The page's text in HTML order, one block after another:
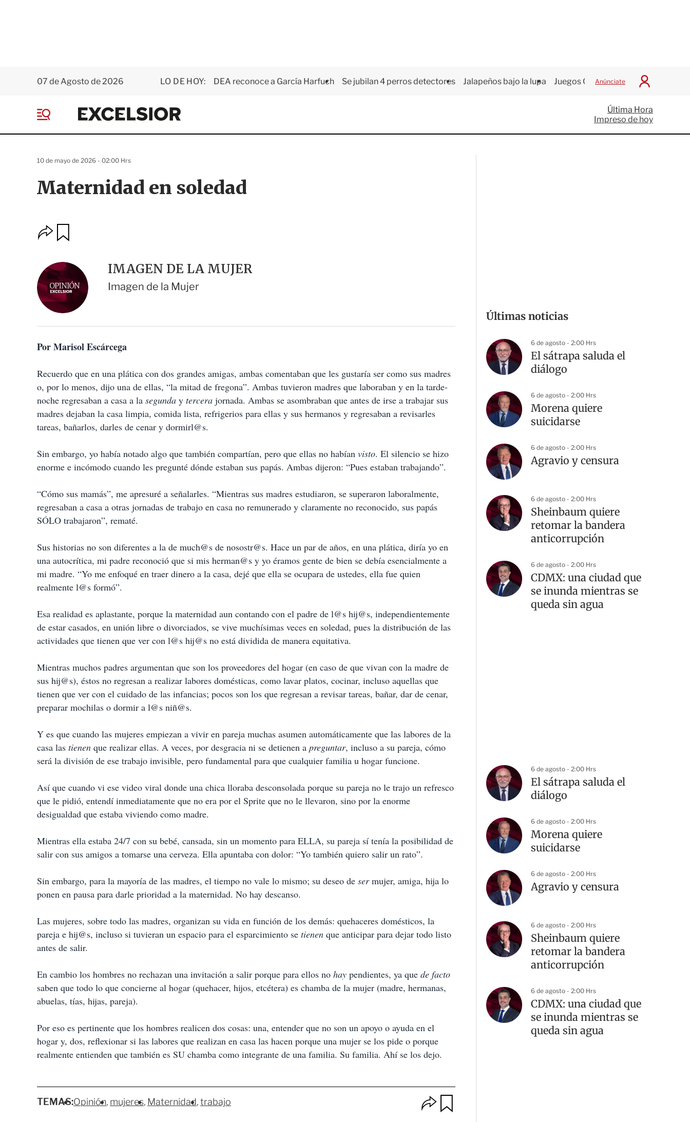
07 de Agosto de 2026 LO DE HOY: DEA reconoce a García Harfuch Se jubilan 4 perros detectores Jalapeños bajo la lupa Juegos Centroamericanos
Anúnciate
I
c
i
a
E
x
e
r
e
Última Hora
Impreso de hoy
Maternidad en soledad
10 de mayo de 2026 - 02:00 Hrs
O
p
o
n
e
s
e
c
m
r
t
r
d
r
IMAGEN DE LA MUJER
Imagen de la Mujer
Por Marisol Escárcega
Recuerdo que en una plática con dos grandes amigas, ambas comentaban que les gustaría ser como sus madres
o, por lo menos, dijo una de ellas, “la mitad de fregona”. Ambas tuvieron madres que laboraban y en la tarde-
noche regresaban a casa a la segunda y tercera jornada. Ambas se asombraban que antes de irse a trabajar sus
madres dejaban la casa limpia, comida lista, refrigerios para ellas y sus hermanos y regresaban a revisarles
tareas, bañarlos, darles de cenar y dormirl@s.
Sin embargo, yo había notado algo que también compartían, pero que ellas no habían visto. El silencio se hizo
enorme e incómodo cuando les pregunté dónde estaban sus papás. Ambas dijeron: “Pues estaban trabajando”.
“Cómo sus mamás”, me apresuré a señalarles. “Mientras sus madres estudiaron, se superaron laboralmente,
regresaban a casa a otras jornadas de trabajo en casa no remunerado y claramente no reconocido, sus papás
SÓLO trabajaron”, rematé.
Sus historias no son diferentes a la de much@s de nosostr@s. Hace un par de años, en una plática, diría yo en
una autocrítica, mi padre reconoció que si mis herman@s y yo éramos gente de bien se debía esencialmente a
mi madre. “Yo me enfoqué en traer dinero a la casa, dejé que ella se ocupara de ustedes, ella fue quien
realmente l@s formó”.
Esa realidad es aplastante, porque la maternidad aun contando con el padre de l@s hij@s, independientemente
de estar casados, en unión libre o divorciados, se vive muchísimas veces en soledad, pues la distribución de las
actividades que tienen que ver con l@s hij@s no está dividida de manera equitativa.
Mientras muchos padres argumentan que son los proveedores del hogar (en caso de que vivan con la madre de
sus hij@s), éstos no regresan a realizar labores domésticas, como lavar platos, cocinar, incluso aquellas que
tienen que ver con el cuidado de las infancias; pocos son los que regresan a revisar tareas, bañar, dar de cenar,
preparar mochilas o dormir a l@s niñ@s.
Y es que cuando las mujeres empiezan a vivir en pareja muchas asumen automáticamente que las labores de la
casa las tienen que realizar ellas. A veces, por desgracia ni se detienen a preguntar, incluso a su pareja, cómo
será la división de ese trabajo invisible, pero fundamental para que cualquier familia u hogar funcione.
Así que cuando vi ese video viral donde una chica lloraba desconsolada porque su pareja no le trajo un refresco
que le pidió, entendí inmediatamente que no era por el Sprite que no le llevaron, sino por la enorme
desigualdad que estaba viviendo como madre.
Mientras ella estaba 24/7 con su bebé, cansada, sin un momento para ELLA, su pareja sí tenía la posibilidad de
salir con sus amigos a tomarse una cerveza. Ella apuntaba con dolor: “Yo también quiero salir un rato”.
Sin embargo, para la mayoría de las madres, el tiempo no vale lo mismo; su deseo de sermujer, amiga, hija lo
ponen en pausa para darle prioridad a la maternidad. No hay descanso.
Las mujeres, sobre todo las madres, organizan su vida en función de los demás: quehaceres domésticos, la
pareja e hij@s, incluso si tuvieran un espacio para el esparcimiento se tienen que anticipar para dejar todo listo
antes de salir.
En cambio los hombres no rechazan una invitación a salir porque para ellos no hay pendientes, ya que de facto
saben que todo lo que concierne al hogar (quehacer, hijos, etcétera) es chamba de la mujer (madre, hermanas,
abuelas, tías, hijas, pareja).
Por eso es pertinente que los hombres realicen dos cosas: una, entender que no son un apoyo o ayuda en el
hogar y, dos, reflexionar si las labores que realizan en casa las hacen porque una mujer se los pide o porque
realmente entienden que también es SU chamba como integrante de una familia. Su familia. Ahí se los dejo.
TEMAS:Opinión mujeres Maternidad trabajo
p
Últimas noticias
6 de agosto - 2:00 Hrs
El sátrapa saluda el
diálogo
6 de agosto - 2:00 Hrs
Morena quiere
suicidarse
6 de agosto - 2:00 Hrs
Agravio y censura
6 de agosto - 2:00 Hrs
Sheinbaum quiere
retomar la bandera
anticorrupción
6 de agosto - 2:00 Hrs
CDMX: una ciudad que
se inunda mientras se
queda sin agua
6 de agosto - 2:00 Hrs
El sátrapa saluda el
diálogo
6 de agosto - 2:00 Hrs
Morena quiere
suicidarse
6 de agosto - 2:00 Hrs
Agravio y censura
6 de agosto - 2:00 Hrs
Sheinbaum quiere
retomar la bandera
anticorrupción
6 de agosto - 2:00 Hrs
CDMX: una ciudad que
se inunda mientras se
queda sin agua